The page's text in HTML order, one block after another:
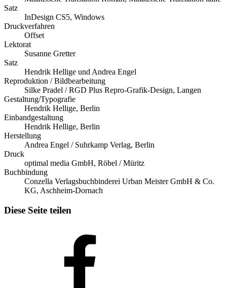
Satz
InDesign CS5, Windows
Druckverfahren
Offset
Lektorat
Susanne Gretter
Satz
Hendrik Hellige und Andrea Engel
Reproduktion / Bildbearbeitung
Silke Pradel / RGD Plus Repro-Grafik-Design, Langen
Gestaltung/Typografie
Hendrik Hellige, Berlin
Einbandgestaltung
Hendrik Hellige, Berlin
Herstellung
Andrea Engel / Suhrkamp Verlag, Berlin
Druck
optimal media GmbH, Röbel / Müritz
Buchbindung
Conzella Verlagsbuchbinderei Urban Meister GmbH & Co.
KG, Aschheim-Dornach
Diese Seite teilen